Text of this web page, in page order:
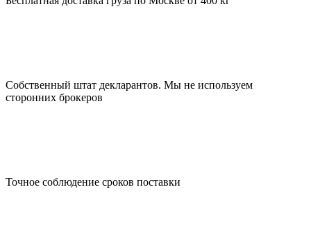
Собственный штат декларантов. Мы не используем
сторонних брокеров
Точное соблюдение сроков поставки